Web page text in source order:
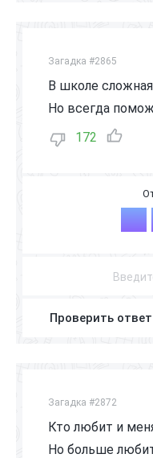
Загадка #2865
В школе
Но всегда
172
М
Проверить ответ
Загадка #2872
Кто любит и
Но больше